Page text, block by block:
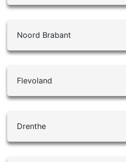
Noord Brabant
Flevoland
Drenthe